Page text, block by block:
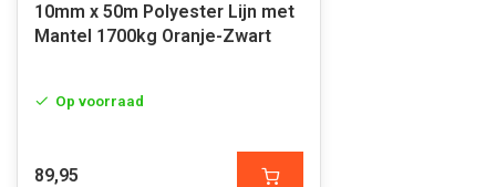
10mm x 50m Polyester Lijn met
Mantel 1700kg Oranje-Zwart
Op voorraad
89,95